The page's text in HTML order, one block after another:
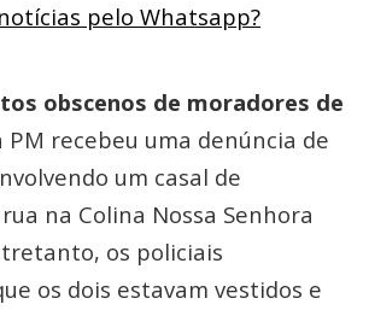
pelo Whatsapp?
obscenos de moradores de
PM recebeu uma denúncia de
um casal de
na Colina Nossa Senhora
os policiais
os dois estavam vestidos e